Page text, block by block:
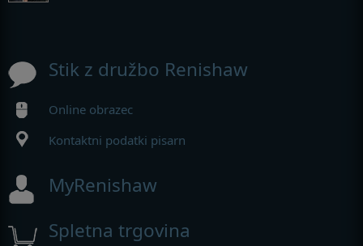
Stik z družbo Renishaw
Online obrazec
Kontaktni podatki pisarn
MyRenishaw
Spletna trgovina